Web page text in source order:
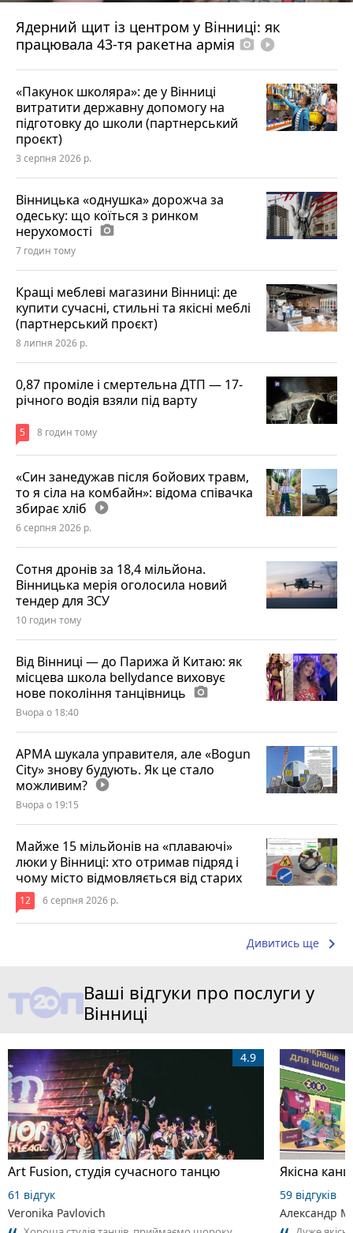
Ядерний щит із центром у Вінниці: як
працювала 43-тя ракетна армія photo_camera play_circle_filled
«Пакунок школяра»: де у Вінниці
витратити державну допомогу на
підготовку до школи (партнерський
проєкт)
3 серпня 2026 р.
Вінницька «однушка» дорожча за
одеську: що коїться з ринком
нерухомості photo_camera
7 годин тому
Кращі меблеві магазини Вінниці: де
купити сучасні, стильні та якісні меблі
(партнерський проєкт)
8 липня 2026 р.
0,87 проміле і смертельна ДТП — 17-
річного водія взяли під варту
5 8 годин тому
«Син занедужав після бойових травм,
то я сіла на комбайн»: відома співачка
збирає хліб play_circle_filled
6 серпня 2026 р.
Сотня дронів за 18,4 мільйона.
Вінницька мерія оголосила новий
тендер для ЗСУ
10 годин тому
Від Вінниці — до Парижа й Китаю: як
місцева школа bellydance виховує
нове покоління танцівниць photo_camera
Вчора о 18:40
АРМА шукала управителя, але «Bogun
City» знову будують. Як це стало
можливим? play_circle_filled
Вчора о 19:15
Майже 15 мільйонів на «плаваючі»
люки у Вінниці: хто отримав підряд і
чому місто відмовляється від старих
12 6 серпня 2026 р.
Дивитись ще keyboard_arrow_right
Ваші відгуки про послуги у
Вінниці
Art Fusion, студія сучасного танцю
4.9
61 відгук
Veronika Pavlovich
Якісна
59 відгуків
Александр